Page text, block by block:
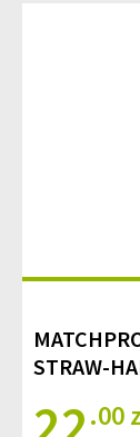
STRAW-
.00